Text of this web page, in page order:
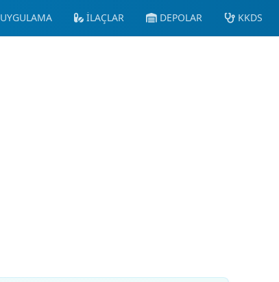
UYGULAMA İLAÇLAR DEPOLAR KKDS